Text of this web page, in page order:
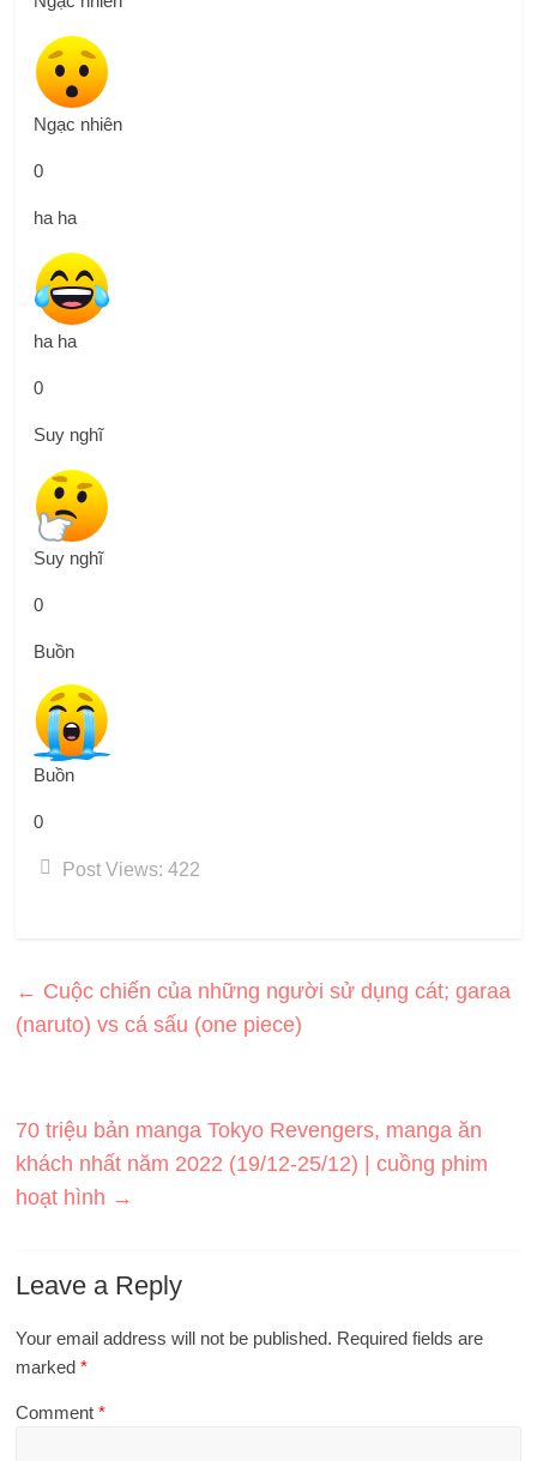
Ngạc nhiên
0
ha ha
ha ha
0
Suy nghĩ
Suy nghĩ
0
Buồn
Buồn
0
Post Views: 422
← Cuộc chiến của những người sử dụng cát; garaa
(naruto) vs cá sấu (one piece)
70 triệu bản manga Tokyo Revengers, manga ăn
khách nhất năm 2022 (19/12-25/12) | cuồng phim
hoạt hình →
Leave a Reply
Your email address will not be published. Required fields are
marked*
Comment*